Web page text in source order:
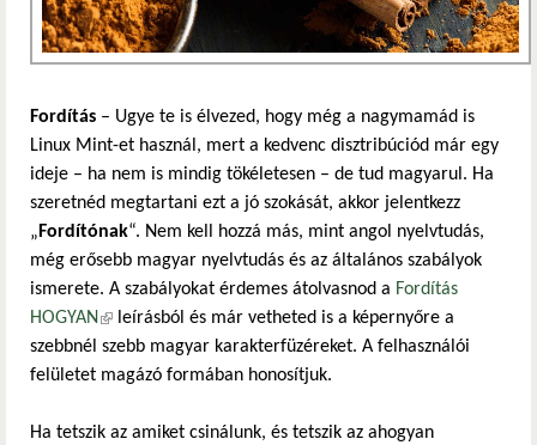
Fordítás – Ugye te is élvezed, hogy még a nagymamád is
Linux Mint-et használ, mert a kedvenc disztribúciód már egy
ideje – ha nem is mindig tökéletesen – de tud magyarul. Ha
szeretnéd megtartani ezt a jó szokását, akkor jelentkezz
„ Fordítónak“. Nem kell hozzá más, mint angol nyelvtudás,
még erősebb magyar nyelvtudás és az általános szabályok
ismerete. A szabályokat érdemes átolvasnod a Fordítás
HOGYAN (külső hivatkozás)
leírásból és már vetheted is a képernyőre a
szebbnél szebb magyar karakterfüzéreket. A felhasználói
felületet magázó formában honosítjuk.
Ha tetszik az amiket csinálunk, és tetszik az ahogyan